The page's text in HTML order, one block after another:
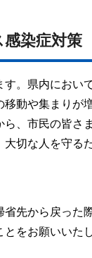
染症対策
。県内におい
動や集まりが
、市民の皆さ
切な人を守る
先から戻った
をお願いいた